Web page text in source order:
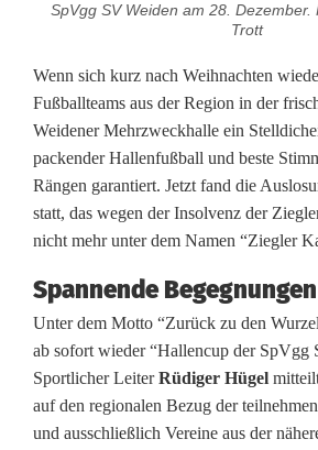
g
g
S
V
e
i
d
e
SpVgg SV Weiden am 28. Dezember.
Trott
Wenn sich kurz nach Weihnachten
Fußballteams aus der Region in der
Weidener Mehrzweckhalle ein
packender Hallenfußball und beste
Rängen garantiert. Jetzt fand die
statt, das wegen der Insolvenz der
nicht mehr unter dem Namen “Ziegler
Spannende
Unter dem Motto “Zurück zu den
ab sofort wieder “Hallencup der SpVgg
Sportlicher LeiterRüdiger Hügel
auf den regionalen Bezug der
und ausschließlich Vereine aus der